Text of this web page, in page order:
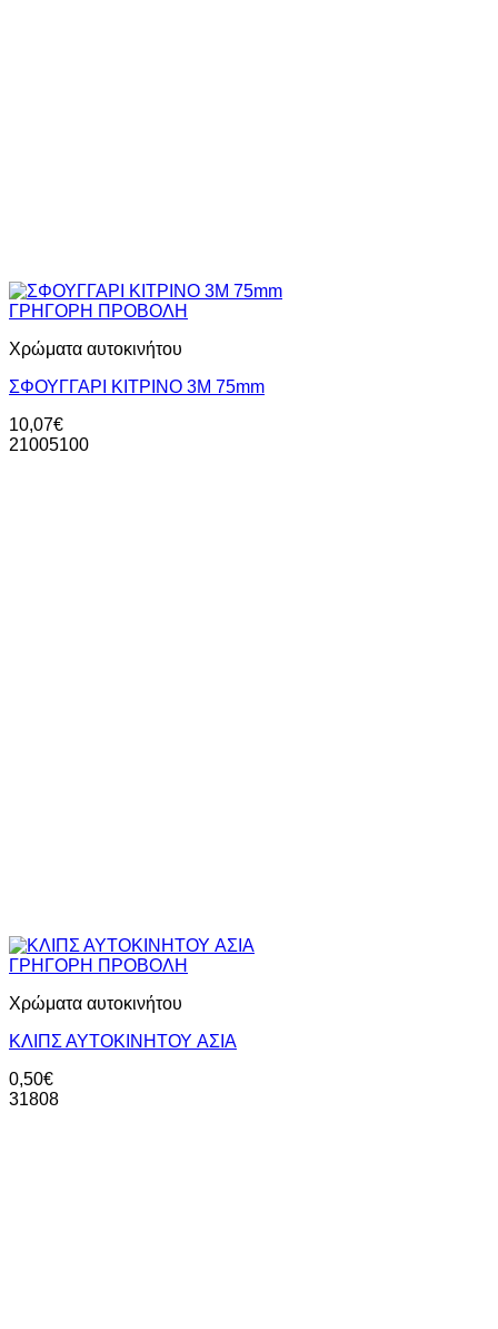
ΓΡΗΓΟΡΗ ΠΡΟΒΟΛΗ
Χρώματα αυτοκινήτου
ΣΦΟΥΓΓΑΡΙ ΚΙΤΡΙΝΟ 3Μ 75mm
10,07€
21005100
ΓΡΗΓΟΡΗ ΠΡΟΒΟΛΗ
Χρώματα αυτοκινήτου
ΚΛΙΠΣ ΑΥΤΟΚΙΝΗΤΟΥ AΣΙΑ
0,50€
31808